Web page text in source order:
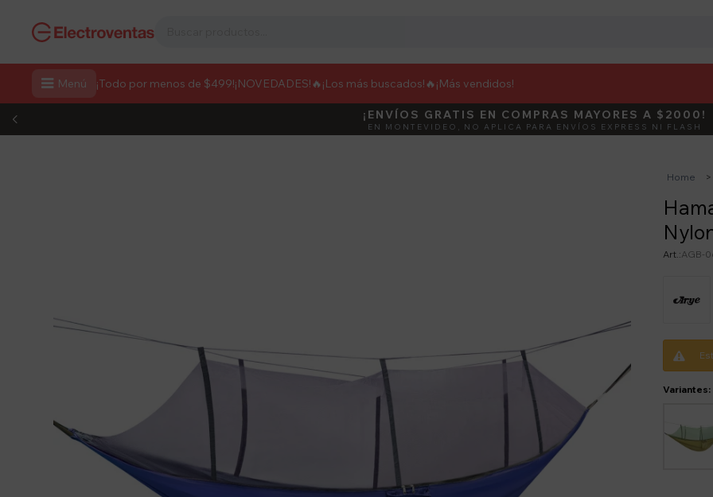
 Menú ¡Todo por menos de $499!¡NOVEDADES! 🔥¡Los más buscados!🔥 ¡Más vendidos!
DEBUT ACTIVÁ
¡ENVÍOS GRATIS EN COMPRAS MAYORES A $2000!
EN MONTEVIDEO, NO APLICA PARA ENVÍOS EXPRESS NI FLASH
Home
AGB-
Variantes: